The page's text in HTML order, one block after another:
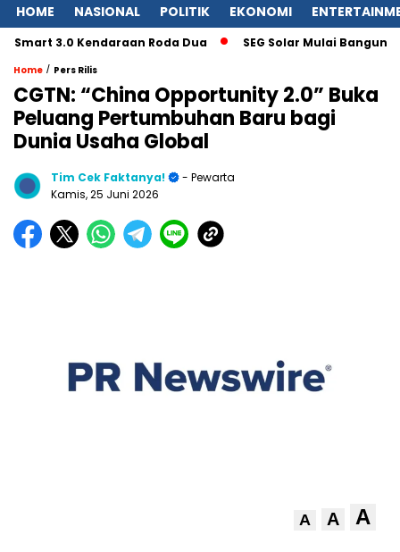
HOME NASIONAL POLITIK EKONOMI
3.0 Kendaraan Roda Dua SEG Solar Mulai Bangun Pabrik
Home / Pers Rilis
CGTN: “China Opportunity 2.0” Buka
Peluang Pertumbuhan Baru bagi
Dunia Usaha Global
Tim Cek Faktanya!
- Pewarta
Kamis, 25 Juni 2026
A A A